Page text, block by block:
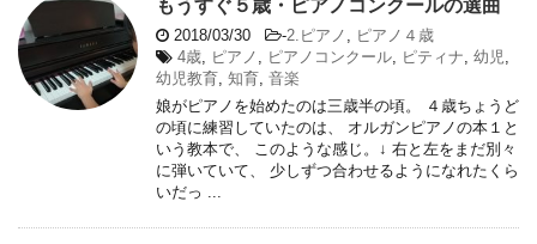
もうすぐ５歳・ピアノコンクールの選曲
2018/03/30 -2.ピアノ , ピアノ４歳
4歳, ピアノ , ピアノコンクール, ピティナ, 幼児,
幼児教育, 知育, 音楽
娘がピアノを始めたのは三歳半の頃。 ４歳ちょうど
の頃に練習していたのは、 オルガンピアノの本１と
いう教本で、 このような感じ。↓ 右と左をまだ別々
に弾いていて、 少しずつ合わせるようになれたくら
いだっ ...